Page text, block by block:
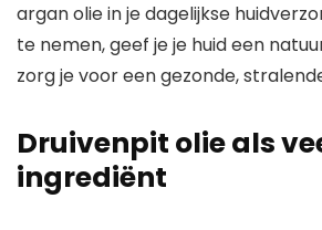
argan olie in je dagelijkse
te nemen, geef je je huid een
zorg je voor een gezonde,
Druivenpit olie als
ingrediënt